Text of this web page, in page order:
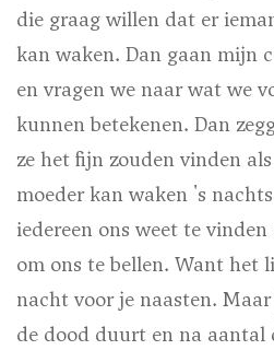
die graag willen dat er
kan waken. Dan gaan mijn
en vragen we naar wat we
kunnen betekenen. Dan
ze het fijn zouden vinden
moeder kan waken 's
iedereen ons weet te
om ons te bellen. Want het
nacht voor je naasten.
de dood duurt en na aantal